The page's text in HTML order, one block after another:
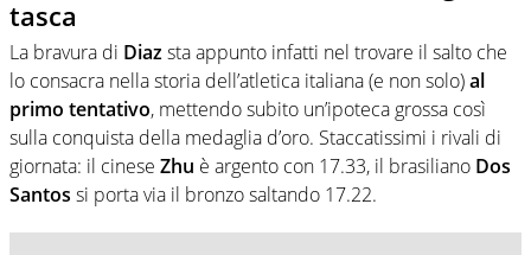
tasca
La bravura di Diazsta appunto infatti nel trovare il salto che
lo consacra nella storia dell’atletica italiana (e non solo)al
primo tentativo, mettendo subito un’ipoteca grossa così
sulla conquista della medaglia d’oro. Staccatissimi i rivali di
giornata: il cinese Zhu è argento con 17.33, il brasiliano Dos
Santos si porta via il bronzo saltando 17.22.